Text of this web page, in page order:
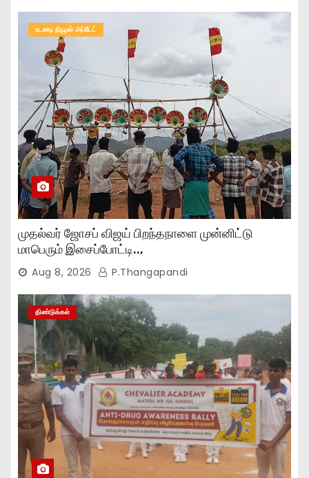
உடனடி நியூஸ் அப்டேட்
முதல்வர் ஜோசப் விஜய் பிறந்தநாளை முன்னிட்டு
மாபெரும் இசைப்போட்டி..,
Aug 8, 2026 P.Thangapandi
திண்டுக்கல்